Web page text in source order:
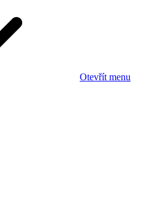
Otevřít menu